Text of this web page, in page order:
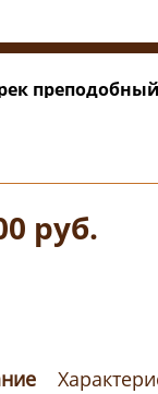
преподобный
руб.